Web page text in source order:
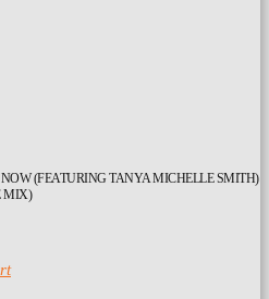
(FEATURING TANYA MICHELLE SMITH)
MIX)